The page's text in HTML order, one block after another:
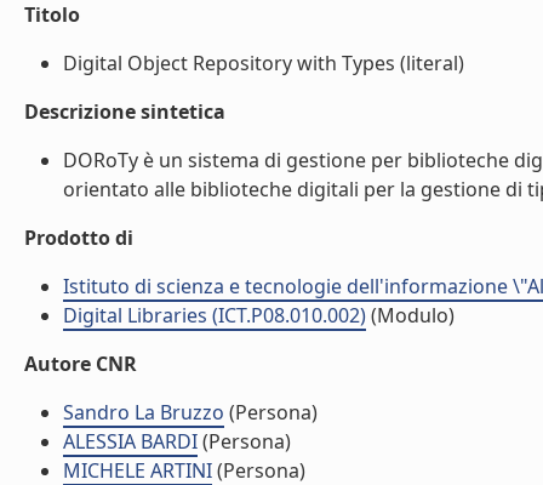
Titolo
Digital Object Repository with Types (literal)
Descrizione sintetica
DORoTy è un sistema di gestione per biblioteche
orientato alle biblioteche digitali per la gestione di
Prodotto di
Istituto di scienza e tecnologie dell'informazione
Digital Libraries (ICT.P08.010.002)(Modulo)
Autore CNR
Sandro La Bruzzo (Persona)
ALESSIA BARDI(Persona)
MICHELE ARTINI(Persona)